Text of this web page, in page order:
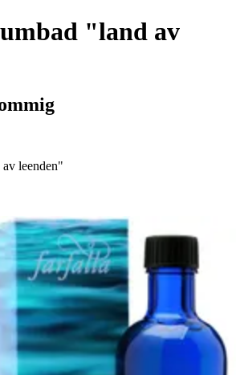
"land av
leenden"